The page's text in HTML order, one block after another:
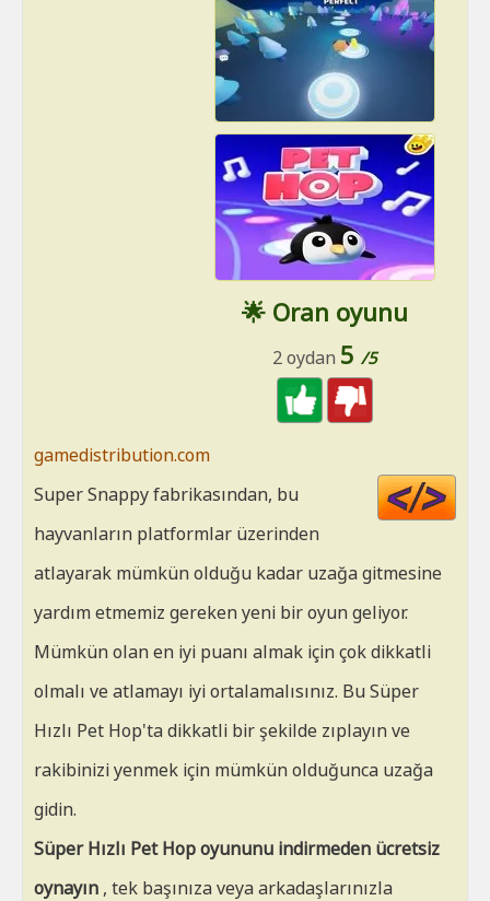
🌟 Oran oyunu
2 oydan 5 /5
gamedistribution.com
Super Snappy fabrikasından, bu
hayvanların platformlar üzerinden
atlayarak mümkün olduğu kadar uzağa gitmesine
yardım etmemiz gereken yeni bir oyun geliyor.
Mümkün olan en iyi puanı almak için çok dikkatli
olmalı ve atlamayı iyi ortalamalısınız. Bu Süper
Hızlı Pet Hop'ta dikkatli bir şekilde zıplayın ve
rakibinizi yenmek için mümkün olduğunca uzağa
gidin.
Süper Hızlı Pet Hop oyununu indirmeden ücretsiz
oynayın , tek başınıza veya arkadaşlarınızla